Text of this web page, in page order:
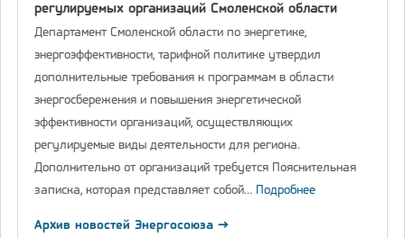
регулируемых организаций Смоленской области
Департамент Смоленской области по энергетике,
энергоэффективности, тарифной политике утвердил
дополнительные требования к программам в области
энергосбережения и повышения энергетической
эффективности организаций, осуществляющих
регулируемые виды деятельности для региона.
Дополнительно от организаций требуется Пояснительная
записка, которая представляет собой… Подробнее
Архив новостей Энергосоюза →